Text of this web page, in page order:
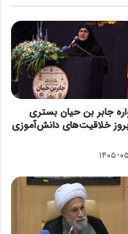
جابر بن حیان بستری
خلاقیت‌های دانش‌آموزی
۰۵-۱۸